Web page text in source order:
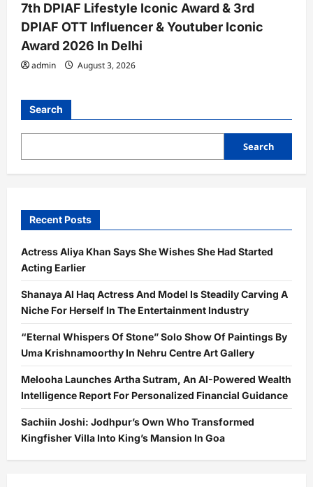
7th DPIAF Lifestyle Iconic Award & 3rd
DPIAF OTT Influencer & Youtuber Iconic
Award 2026 In Delhi
admin August 3, 2026
Search
Search
Recent Posts
Actress Aliya Khan Says She Wishes She Had Started
Acting Earlier
Shanaya Al Haq Actress And Model Is Steadily Carving A
Niche For Herself In The Entertainment Industry
“Eternal Whispers Of Stone” Solo Show Of Paintings By
Uma Krishnamoorthy In Nehru Centre Art Gallery
Melooha Launches Artha Sutram, An AI-Powered Wealth
Intelligence Report For Personalized Financial Guidance
Sachiin Joshi: Jodhpur’s Own Who Transformed
Kingfisher Villa Into King’s Mansion In Goa